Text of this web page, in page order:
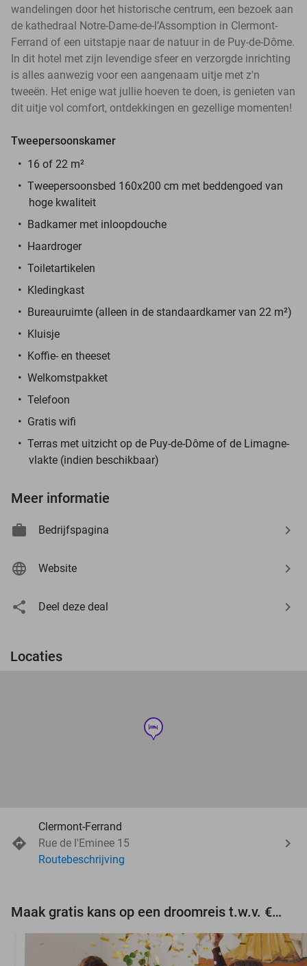
wandelingen door het historische centrum, een bezoek aan
de kathedraal Notre-Dame-de-l’Assomption in Clermont-
Ferrand of een uitstapje naar de natuur in de Puy-de-Dôme.
In dit hotel met zijn levendige sfeer en verzorgde inrichting
is alles aanwezig voor een aangenaam uitje met z'n
tweeën. Het enige wat jullie hoeven te doen, is genieten van
dit uitje vol comfort, ontdekkingen en gezellige momenten!
Tweepersoonskamer
16 of 22 m²
Tweepersoonsbed 160x200 cm met beddengoed van
hoge kwaliteit
Badkamer met inloopdouche
Haardroger
Toiletartikelen
Kledingkast
Bureauruimte (alleen in de standaardkamer van 22 m²)
Kluisje
Koffie- en theeset
Welkomstpakket
Telefoon
Gratis wifi
Terras met uitzicht op de Puy-de-Dôme of de Limagne-
vlakte (indien beschikbaar)
Meer informatie
Bedrijfspagina
Website
Deel deze deal
Locaties
hotel
Clermont-Ferrand
Rue de l'Eminee 15
Routebeschrijving
Maak gratis kans op een droomreis t.w.v. €3.000!